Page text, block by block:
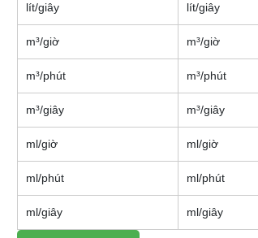
lít/giây lít/giây
m³/giờ m³/giờ
m³/phút m³/phút
m³/giây m³/giây
ml/giờ ml/giờ
ml/phút ml/phút
ml/giây ml/giây